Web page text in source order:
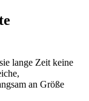
lange Zeit keine
an Größe